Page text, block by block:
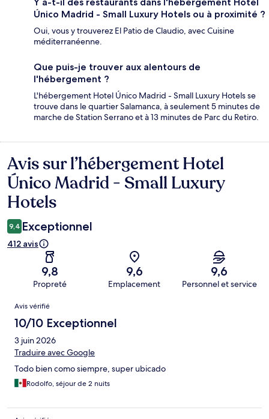
Único Madrid - Small Luxury Hotels ou à proximité ?
Oui, vous y trouverez El Patio de Claudio, avec Cuisine
méditerranéenne.
Que puis-je trouver aux alentours de
l'hébergement ?
L'hébergement Hotel Único Madrid - Small Luxury Hotels se
trouve dans le quartier Salamanca, à seulement 5 minutes de
marche de Station Serrano et à 13 minutes de Parc du Retiro.
Avis
Avis sur l’hébergement Hotel
Único Madrid - Small Luxury
Hotels
9,4 Exceptionnel
412 avis
9,8
Propreté
9,6
Emplacement
9,6
Personnel et service
Avis
Avis vérifié
10/10 Exceptionnel
3 juin 2026
Traduire avec Google
Todo bien como siempre, super ubicado
Rodolfo, séjour de 2 nuits